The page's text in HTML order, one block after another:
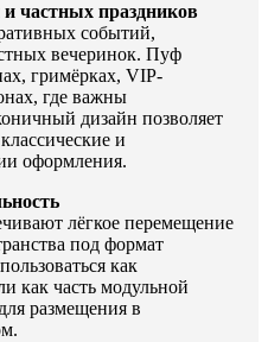
частных праздников
событий,
вечеринок. Пуф
гримёрках, VIP-
где важны
дизайн позволяет
и
оформления.
лёгкое перемещение
под формат
как
как часть модульной
размещения в